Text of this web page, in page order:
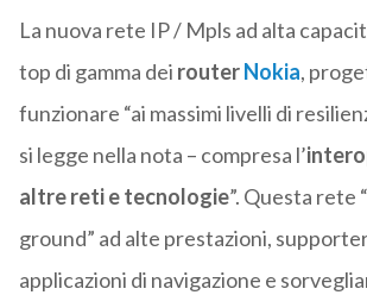
La nuova rete IP / Mpls ad alta
top di gamma dei routerNokia,
funzionare “ai massimi livelli di
si legge nella nota – compresa l’
altre reti e tecnologie”. Questa rete
ground” ad alte prestazioni,
applicazioni di navigazione e